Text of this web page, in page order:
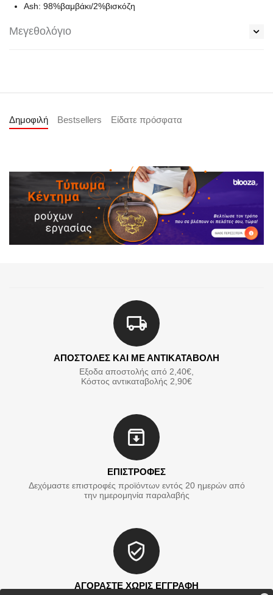
Ash: 98%βαμβάκι/2%βισκόζη
Μεγεθολόγιο
Δημοφιλή Bestsellers Είδατε πρόσφατα
ΑΠΟΣΤΟΛΕΣ ΚΑΙ ΜΕ ΑΝΤΙΚΑΤΑΒΟΛΗ
Εξοδα αποστολής από 2,40€,
Κόστος αντικαταβολής 2,90€
ΕΠΙΣΤΡΟΦΕΣ
Δεχόμαστε επιστροφές προϊόντων εντός 20 ημερών από
την ημερομηνία παραλαβής
ΑΓΟΡΑΣΤΕ ΧΩΡΙΣ ΕΓΓΡΑΦΗ